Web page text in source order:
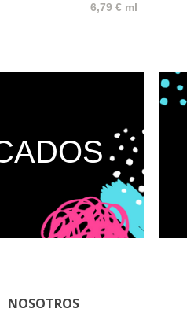
6,79 € ml
NOSOTROS